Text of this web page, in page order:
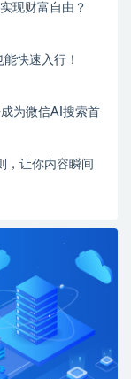
现财富自由？
快速入行！
为微信AI搜索首
，让你内容瞬间